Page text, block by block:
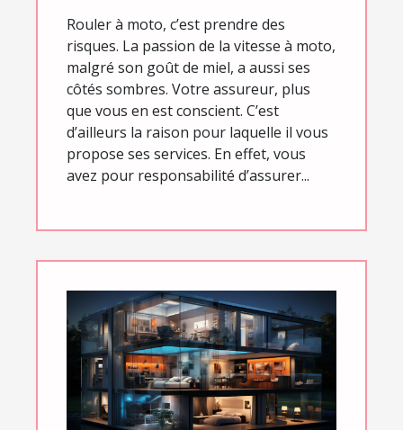
Rouler à moto, c’est prendre des
risques. La passion de la vitesse à moto,
malgré son goût de miel, a aussi ses
côtés sombres. Votre assureur, plus
que vous en est conscient. C’est
d’ailleurs la raison pour laquelle il vous
propose ses services. En effet, vous
avez pour responsabilité d’assurer...